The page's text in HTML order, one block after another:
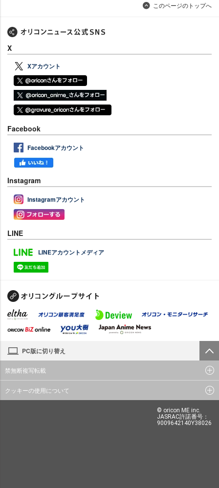
このページのトップへ
X
Xアカウント
Facebook
Facebookアカウント
Instagram
Instagramアカウント
LINE
LINEアカウントメディア
PC版に切り替え
禁無断複写転載
クッキーの使用について
© oricon ME inc.
JASRAC許諾番号：
9009642140Y38026